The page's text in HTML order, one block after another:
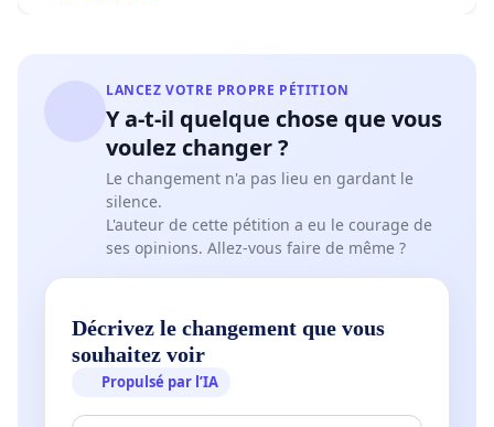
LANCEZ VOTRE PROPRE PÉTITION
Y a-t-il quelque chose que vous
voulez changer ?
Le changement n'a pas lieu en gardant le
silence.
L'auteur de cette pétition a eu le courage de
ses opinions. Allez-vous faire de même ?
Décrivez le changement que vous
souhaitez voir
Propulsé par l’IA